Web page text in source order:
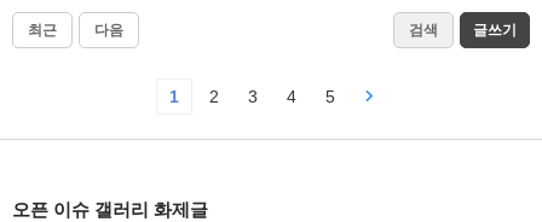
최근 다음 검색 글쓰기
1 2 3 4 5
오픈 이슈 갤러리 화제글